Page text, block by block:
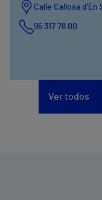
Calle Callosa d’En
96 317 78 00
Ver todos